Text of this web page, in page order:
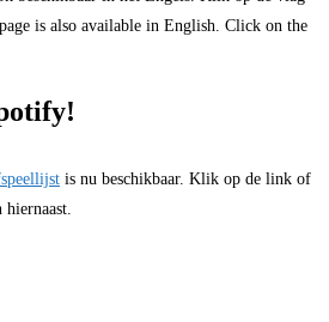
is also available in English. Click on the
is nu beschikbaar. Klik op de link of